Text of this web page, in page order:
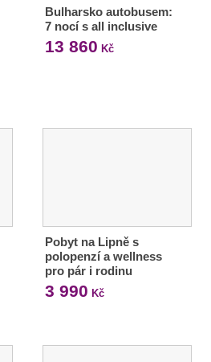
Bulharsko autobusem:
7 nocí s all inclusive
13 860 Kč
Pobyt na Lipně s
polopenzí a wellness
pro pár i rodinu
3 990 Kč